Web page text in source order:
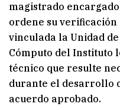
magistrado
ordene su verificación
vinculada la Unidad
Cómputo del Instituto
técnico que resulte
durante el desarrollo
acuerdo aprobado.